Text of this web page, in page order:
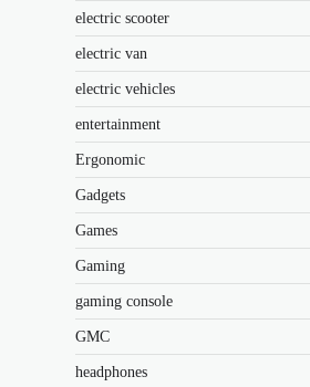
electric scooter
electric van
electric vehicles
entertainment
Ergonomic
Gadgets
Games
Gaming
gaming console
GMC
headphones